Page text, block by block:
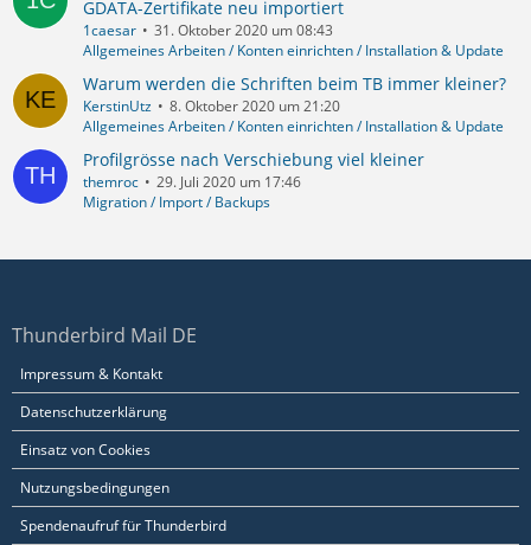
GDATA-Zertifikate neu importiert
1caesar
31. Oktober 2020 um 08:43
Allgemeines Arbeiten / Konten einrichten / Installation & Update
Warum werden die Schriften beim TB immer kleiner?
KerstinUtz
8. Oktober 2020 um 21:20
Allgemeines Arbeiten / Konten einrichten / Installation & Update
Profilgrösse nach Verschiebung viel kleiner
themroc
29. Juli 2020 um 17:46
Migration / Import / Backups
Thunderbird Mail DE
Impressum & Kontakt
Datenschutzerklärung
Einsatz von Cookies
Nutzungsbedingungen
Spendenaufruf für Thunderbird